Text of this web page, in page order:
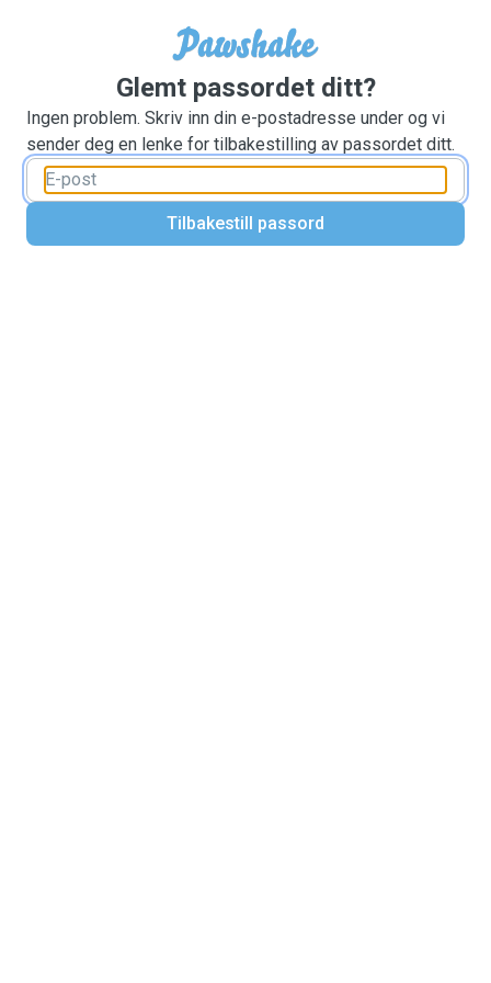
Glemt passordet ditt?
Ingen problem. Skriv inn din e-postadresse under og vi
sender deg en lenke for tilbakestilling av passordet ditt.
Tilbakestill passord